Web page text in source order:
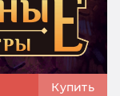
Купить